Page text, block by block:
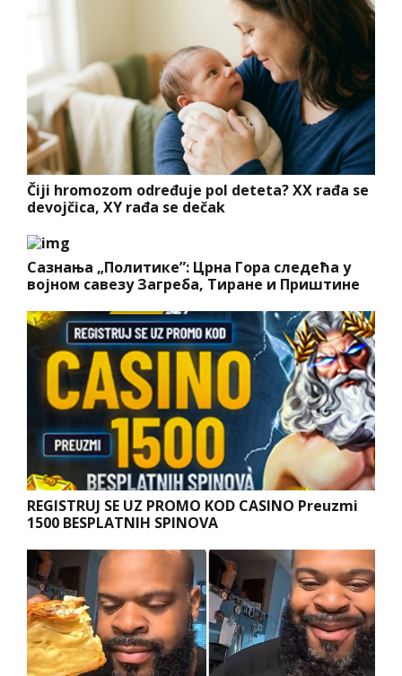
Čiji hromozom određuje pol deteta? XX rađa se
devojčica, XY rađa se dečak
Сазнања „Политике”: Црна Гора следећа у
војном савезу Загреба, Тиране и Приштине
REGISTRUJ SE UZ PROMO KOD CASINO Preuzmi
1500 BESPLATNIH SPINOVA